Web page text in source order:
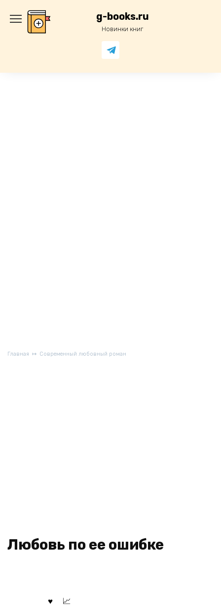
содержанию
g-books.ru
Новинки книг
Главная Современный любовный роман
Любовь по ее ошибке